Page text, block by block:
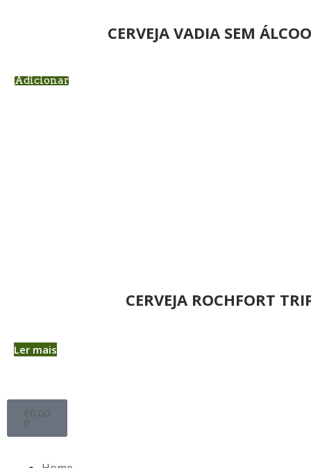
CERVEJA VADIA SEM
Adicionar
CERVEJA ROCHFORT
Ler mais
€0.00
0